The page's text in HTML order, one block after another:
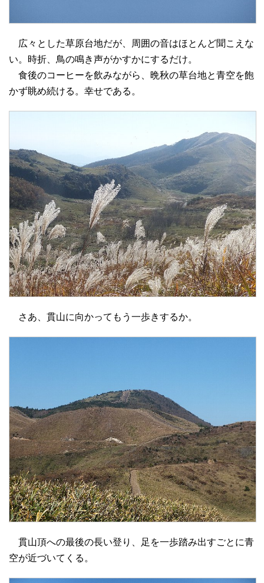
広々とした草原台地だが、周囲の音はほとんど聞こえな
い。時折、鳥の鳴き声がかすかにするだけ。
食後のコーヒーを飲みながら、晩秋の草台地と青空を飽
かず眺め続ける。幸せである。
さあ、貫山に向かってもう一歩きするか。
貫山頂への最後の長い登り、足を一歩踏み出すごとに青
空が近づいてくる。